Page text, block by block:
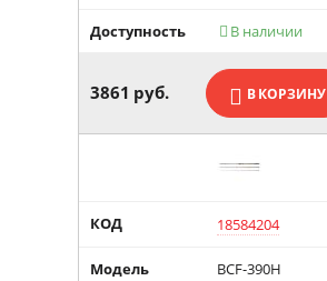
Доступность В наличии

3861 руб. В КОРЗИНУ
КОД 18584204
Модель BCF-390H